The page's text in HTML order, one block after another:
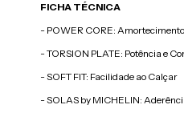
FICHA TÉCNICA
- POWER CORE:
- TORSION PLATE: Potência e
- SOFT FIT: Facilidade ao Calçar
- SOLAS by MICHELIN: